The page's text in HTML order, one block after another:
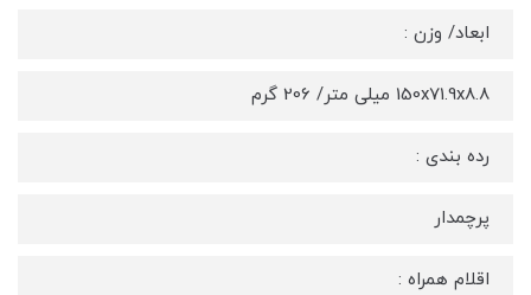
ابعاد/ وزن :
150x71.9x8.8 میلی متر/ 206 گرم
رده بندی :
پرچمدار
اقلام همراه :